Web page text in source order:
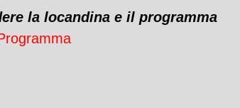
la locandina e il programma